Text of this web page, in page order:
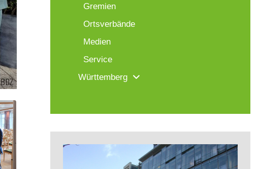
Gremien
Ortsverbände
Medien
Service
Württemberg